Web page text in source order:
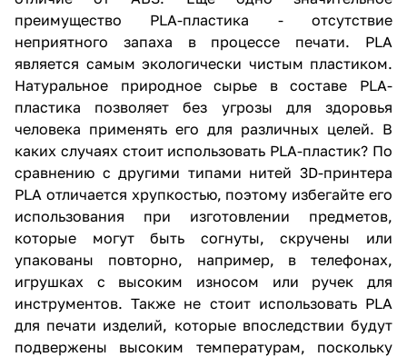
преимущество PLA-пластика - отсутствие
неприятного запаха в процессе печати. PLA
является самым экологически чистым пластиком.
Натуральное природное сырье в составе PLA-
пластика позволяет без угрозы для здоровья
человека применять его для различных целей. В
каких случаях стоит использовать PLA-пластик? По
сравнению с другими типами нитей 3D-принтера
PLA отличается хрупкостью, поэтому избегайте его
использования при изготовлении предметов,
которые могут быть согнуты, скручены или
упакованы повторно, например, в телефонах,
игрушках с высоким износом или ручек для
инструментов. Также не стоит использовать PLA
для печати изделий, которые впоследствии будут
подвержены высоким температурам, поскольку